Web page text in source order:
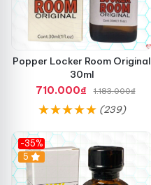
Popper Locker Room Original
30ml
710.000₫
1.183.000₫
(239)
-35%
5